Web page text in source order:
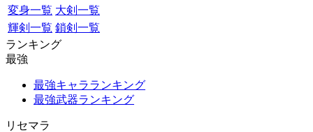
変身一覧 大剣一覧
輝剣一覧 鎖剣一覧
ランキング
最強
最強キャラランキング
最強武器ランキング
リセマラ